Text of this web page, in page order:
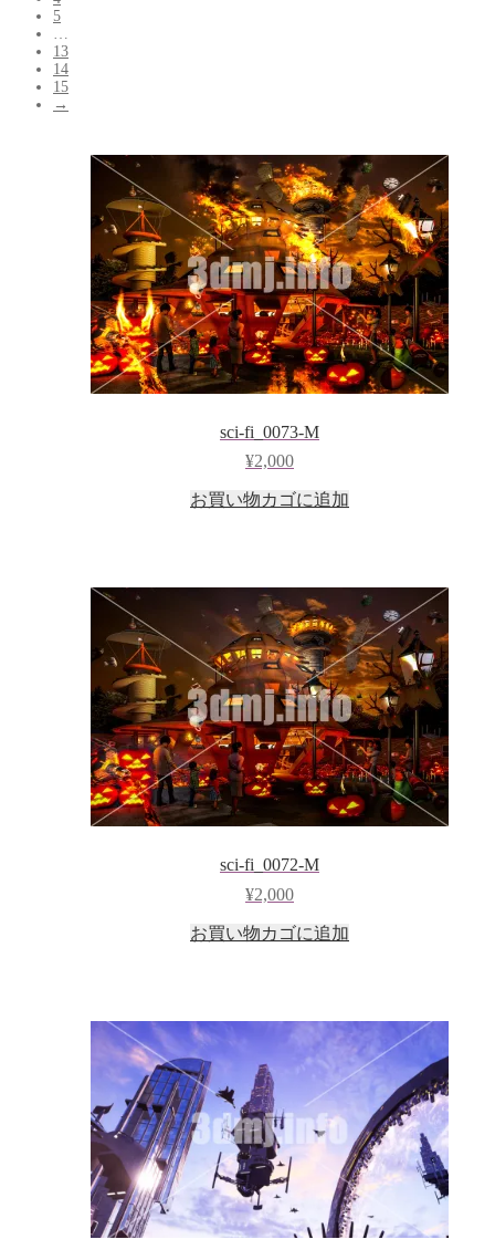
5
…
13
14
15
→
sci-fi_0073-M
¥2,000
お買い物カゴに追加
sci-fi_0072-M
¥2,000
お買い物カゴに追加